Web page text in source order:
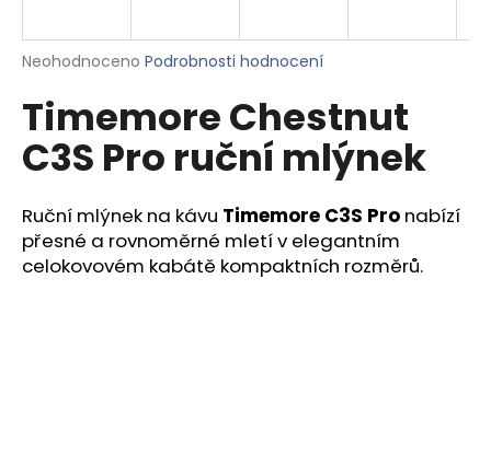
Průměrné
produktu
0,0
z
hvězdiček.
Neohodnoceno Podrobnosti hodnocení
Timemore Chestnut
C3S Pro ruční mlýnek
Ruční mlýnek na kávu Timemore C3S Pro nabízí
přesné a rovnoměrné mletí v elegantním
celokovovém kabátě kompaktních rozměrů.
j
t
?
HLEDAT